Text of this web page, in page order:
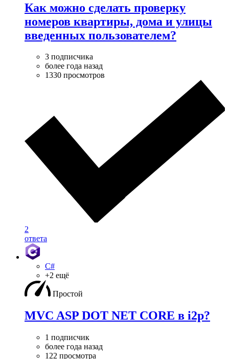
Как можно сделать проверку
номеров квартиры, дома и улицы
введенных пользователем?
3 подписчика
более года назад
1330 просмотров
2
ответа
C#
+2 ещё
Простой
MVC ASP DOT NET CORE в i2p?
1 подписчик
более года назад
122 просмотра